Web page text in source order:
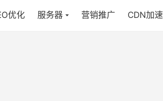
优化 服务器 营销推广 CDN加速